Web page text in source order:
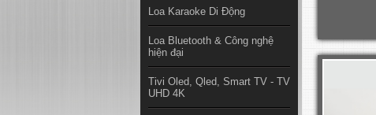
Loa Karaoke Di Động
Loa Bluetooth & Công nghệ
hiện đại
Tivi Oled, Qled, Smart TV - TV
UHD 4K